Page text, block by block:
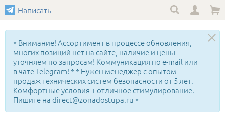
Написать
* Внимание! Ассортимент в процессе обновления,
многих позиций нет на сайте, наличие и цены
уточняем по запросам! Коммуникация по e-mail или
в чате Telegram! * * Нужен менеджер с опытом
продаж технических систем безопасности от 5 лет.
Комфортные условия + отличное стимулирование.
Пишите на direct@zonadostupa.ru *